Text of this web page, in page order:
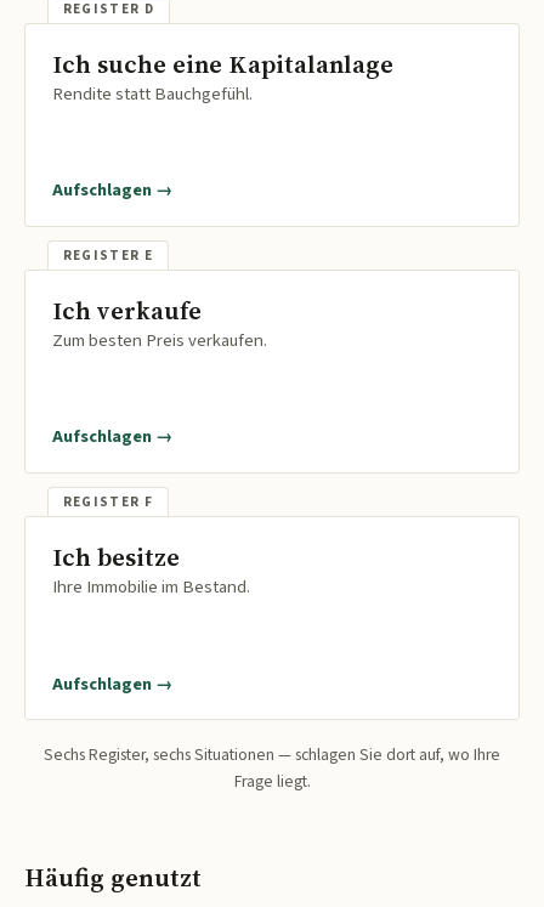
Ich suche eine Kapitalanlage
Rendite statt Bauchgefühl.
Aufschlagen →
Ich verkaufe
Zum besten Preis verkaufen.
Aufschlagen →
Ich besitze
Ihre Immobilie im Bestand.
Aufschlagen →
Sechs Register, sechs Situationen — schlagen Sie dort auf, wo Ihre
Frage liegt.
Häufig genutzt